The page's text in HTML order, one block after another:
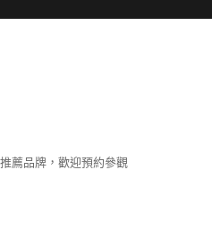
薦品牌，歡迎預約參觀